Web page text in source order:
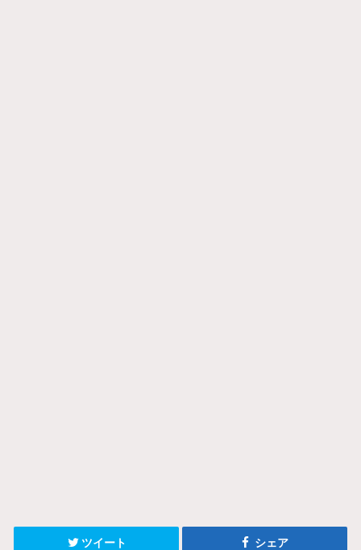
ツイート シェア